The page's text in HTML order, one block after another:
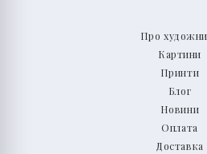
Про
Картини
Принти
Блог
Новини
Оплата
Доставка